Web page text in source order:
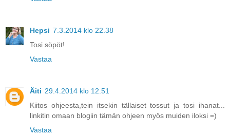
Hepsi 7.3.2014 klo 22.38
Tosi söpöt!
Vastaa
Äiti 29.4.2014 klo 12.51
Kiitos ohjeesta,tein itsekin tällaiset tossut ja tosi ihanat...
linkitin omaan blogiin tämän ohjeen myös muiden iloksi =)
Vastaa